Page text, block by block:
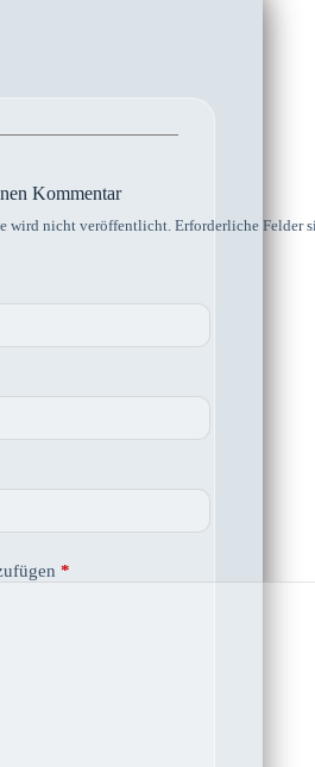
Kommentar
wird nicht veröffentlicht. Erforderliche Felder
*